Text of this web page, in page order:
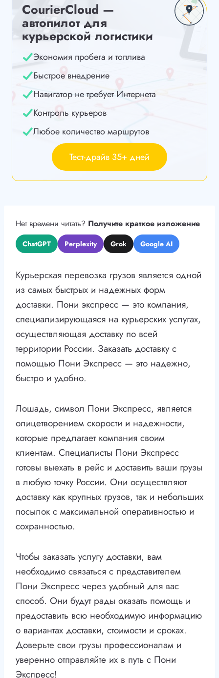
CourierCloud —
автопилот для
курьерской логистики
Экономия пробега и топлива
Быстрое внедрение
Навигатор не требует Интернета
Контроль курьеров
Любое количество маршрутов
Тест-драйв 35+ дней
Нет времени читать? Получите краткое изложение
ChatGPT Perplexity Grok Google AI
Курьерская перевозка грузов является одной
из самых быстрых и надежных форм
доставки. Пони экспресс — это компания,
специализирующаяся на курьерских услугах,
осуществляющая доставку по всей
территории России. Заказать доставку с
помощью Пони Экспресс — это надежно,
быстро и удобно.
Лошадь, символ Пони Экспресс, является
олицетворением скорости и надежности,
которые предлагает компания своим
клиентам. Специалисты Пони Экспресс
готовы выехать в рейс и доставить ваши грузы
в любую точку России. Они осуществляют
доставку как крупных грузов, так и небольших
посылок с максимальной оперативностью и
сохранностью.
Чтобы заказать услугу доставки, вам
необходимо связаться с представителем
Пони Экспресс через удобный для вас
способ. Они будут рады оказать помощь и
предоставить всю необходимую информацию
о вариантах доставки, стоимости и сроках.
Доверьте свои грузы профессионалам и
уверенно отправляйте их в путь с Пони
Экспресс!